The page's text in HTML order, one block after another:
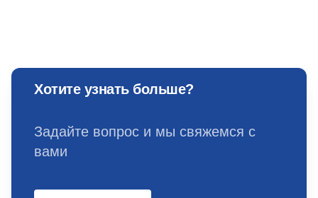
Хотите узнать больше?
Задайте вопрос и мы свяжемся с
вами